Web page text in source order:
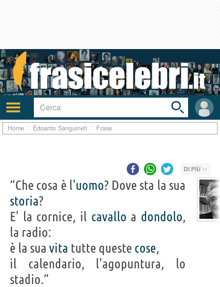
Attiva/disattiva
navigazione
User
area
Toggle
search
bar
Home Edoardo Sanguineti Frase
DI PIÙ ››
“Che cosa è l'uomo? Dove sta la sua
storia?
E' la cornice, il cavallo a dondolo,
la radio:
è la sua vita tutte queste cose,
il calendario, l'agopuntura, lo
stadio.”